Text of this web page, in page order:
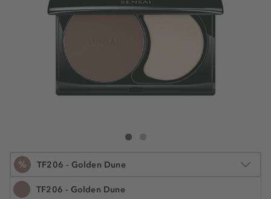
Sensai Total Finish Compact Foundation SPF10 -
% TF206 - Golden Dune
TF206 - Golden Dune